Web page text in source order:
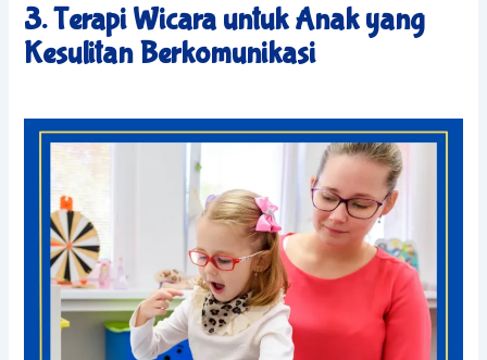
3. Terapi Wicara untuk Anak yang
Kesulitan Berkomunikasi